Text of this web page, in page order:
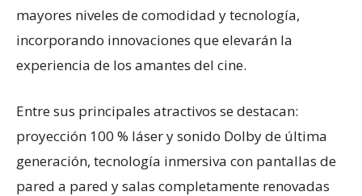
mayores niveles de comodidad y tecnología,
incorporando innovaciones que elevarán la
experiencia de los amantes del cine.
Entre sus principales atractivos se destacan:
proyección 100 % láser y sonido Dolby de última
generación, tecnología inmersiva con pantallas de
pared a pared y salas completamente renovadas